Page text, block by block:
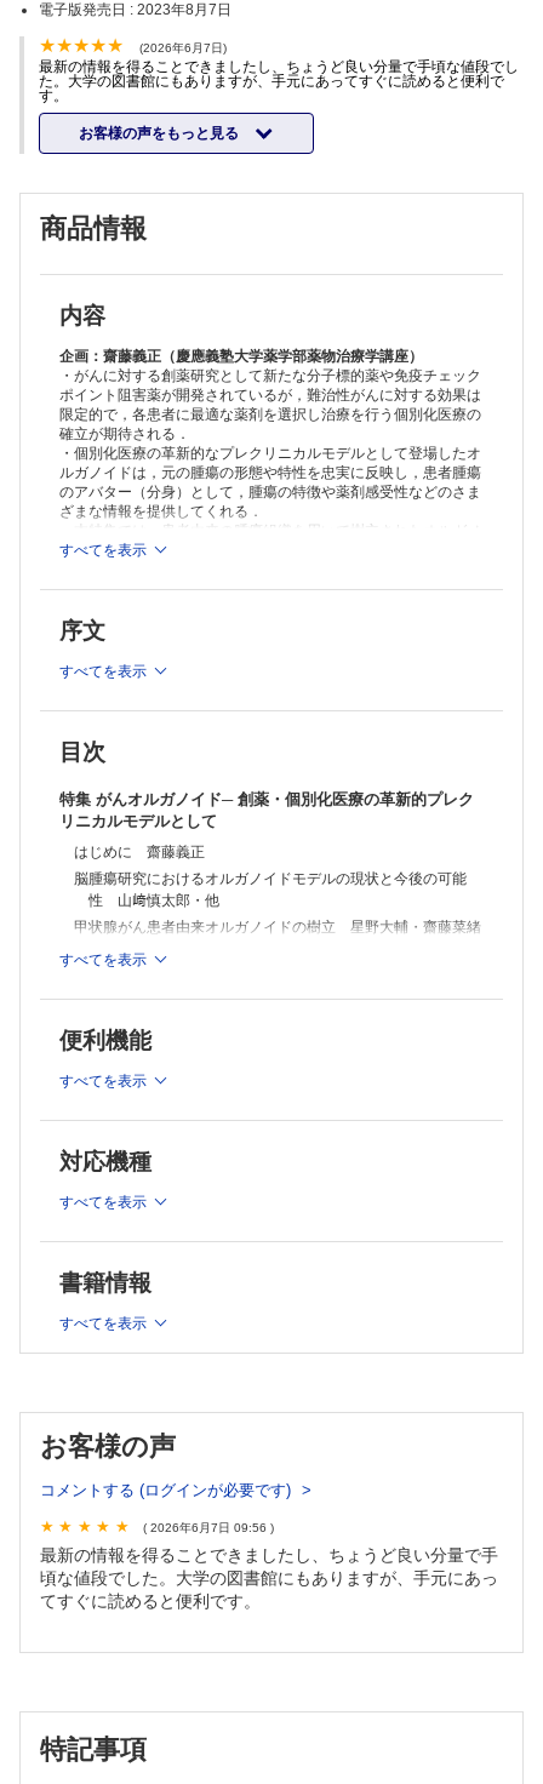
電子版発売日 : 2023年8月7日
(2026年6月7日)
最新の情報を得ることできましたし、ちょうど良い分量で手頃な値段でし
た。大学の図書館にもありますが、手元にあってすぐに読めると便利で
す。
お客様の声をもっと見る
商品情報
内容
企画：齋藤義正（慶應義塾大学薬学部薬物治療学講座）
・がんに対する創薬研究として新たな分子標的薬や免疫チェック
ポイント阻害薬が開発されているが，難治性がんに対する効果は
限定的で，各患者に最適な薬剤を選択し治療を行う個別化医療の
確立が期待される．
・個別化医療の革新的なプレクリニカルモデルとして登場したオ
ルガノイドは，元の腫瘍の形態や特性を忠実に反映し，患者腫瘍
のアバター（分身）として，腫瘍の特徴や薬剤感受性などのさま
ざまな情報を提供してくれる．
・本特集では，患者由来の腫瘍組織を用いて樹立されたオルガノ
イドを用いた創薬研究，個別化医療の現状や課題，将来的な展望
見を概説している．
≫ 「医学のあゆみ」最新号・バックナンバーはこちら
≫ 週刊『医学のあゆみ』 定期購読（2023年1月-12月）受付
中！
境で閲覧可能なPDF版をご覧いただけます。詳細は
認ください。
最新版
すべてを表示
序文
すべてを表示
目次
特集 がんオルガノイド─ 創薬・個別化医療の革新的プレク
リニカルモデルとして
はじめに 齋藤義正
脳腫瘍研究におけるオルガノイドモデルの現状と今後の可能
性 山﨑慎太郎・他
甲状腺がん患者由来オルガノイドの樹立 星野大輔・齋藤菜緒
患者由来肺がんオルガノイドの研究利用と臨床応用 高岡初
がん細胞とがん関連線維芽細胞（CAF）を用いた混合乳がんオ
ルガノイド 竹内康人・後藤典子
胃がん，大腸がん 坂本直也
胆道・膵臓がんオルガノイドを用いた個別化医療の実現に向け
神経内分泌腫瘍オルガノイド，樹立とその応用 川﨑健太
患者由来オルガノイドを用いた婦人科がんの橋渡し研究 丸
喜明・筆宝義隆
連載
切迫骨折という言葉を知っていますか？─ 見落とせない四肢転
檜山秀平・松村福広
医療システムの質・効率・公正 ─ 医療経済学の新たな展開❼
伏見清秀
TOPICS
脱ストレスによるミクログリア抑制作用
洲鎌秀永
免疫学
免疫抑制性PD－1アゴニスト抗体による炎症性疾患の制御
太田明夫
後悔しない医学英語論文の投稿に向けて ─ Editorの視点から❹
すべてを表示
便利機能
すべてを表示
対応機種
すべてを表示
書籍情報
すべてを表示
お客様の声
コメントする (ログインが必要です)
( 2026年6月7日 09:56 )
最新の情報を得ることできましたし、ちょうど良い分量で手
頃な値段でした。大学の図書館にもありますが、手元にあっ
てすぐに読めると便利です。
特記事項